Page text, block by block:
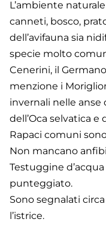
L’ambiente
canneti, bosco,
dell’avifauna sia
specie molto
Cenerini, il
menzione i
invernali nelle anse
dell’Oca selvatica e
Rapaci comuni
Non mancano
Testuggine
punteggiato.
Sono segnalati
l’istrice.